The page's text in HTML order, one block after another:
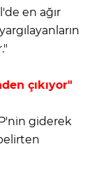
en ağır
çıkıyor"
giderek